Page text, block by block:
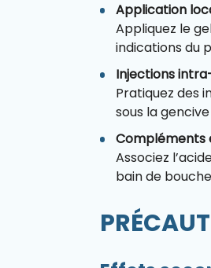
Application
Appliquez le
indications du
Injections
Pratiquez des
sous la
Compléments
Associez
bain de